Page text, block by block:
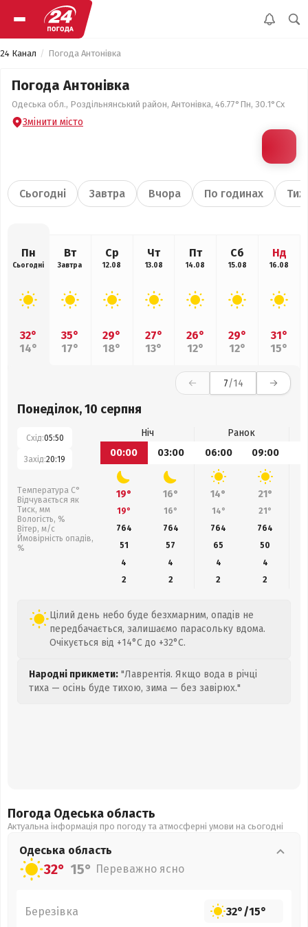
24 Канал Погода Антонівка
Погода Антонівка
Одеська обл., Роздільнянський район, Антонівка, 46.77°Пн, 30.1°Сх
Змінити місто
Сьогодні Завтра Вчора По годинах
Пн
Сьогодні
32°
14°
Вт
Завтра
35°
17°
Ср
12.08
29°
18°
Чт
13.08
27°
13°
Пт
14.08
26°
12°
Сб
15.08
29°
12°
Нд
16.08
31°
15°
7/14
Понеділок, 10 серпня
Схід:05:50
Захід:20:19
Температура С°
Відчувається як
Тиск, мм
Вологість, %
Вітер, м/с
Ймовірність опадів,
%
Ніч
Ранок
00:00
03:00 06:00 09:00
19° 16° 14° 21°
19° 16° 14° 21°
764
764 764 764
51
57 65 50
4
4 4
4
2
2 2 2
Цілий день небо буде безхмарним, опадів не
передбачається, залишаємо парасольку вдома.
Очікується від +14°C до +32°C.
Народні прикмети: "Лаврентія. Якщо вода в річці
тиха — осінь буде тихою, зима — без завірюх."
Погода Одеська область
Актуальна інформація про погоду та атмосферні умови на сьогодні
Одеська область
32° 15° Переважно ясно
Березівка 32°/15°